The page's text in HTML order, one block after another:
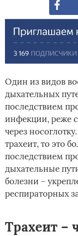
Один из видов
дыхательных
последствием
инфекции, реже
через
трахеит, то это
последствием
дыхательные
болезни –
респираторных
Трахеит –